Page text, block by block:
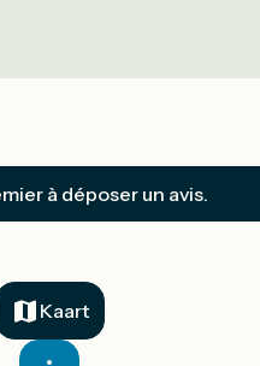
à déposer un avis.
Kaart